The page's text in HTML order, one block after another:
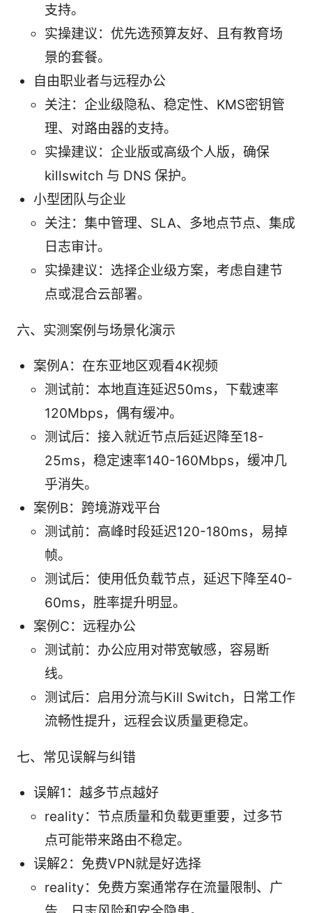
支持。
实操建议：优先选预算友好、且有教育场
景的套餐。
自由职业者与远程办公
关注：企业级隐私、稳定性、KMS密钥管
理、对路由器的支持。
实操建议：企业版或高级个人版，确保
killswitch 与 DNS 保护。
小型团队与企业
关注：集中管理、SLA、多地点节点、集成
日志审计。
实操建议：选择企业级方案，考虑自建节
点或混合云部署。
六、实测案例与场景化演示
案例A：在东亚地区观看4K视频
测试前：本地直连延迟50ms，下载速率
120Mbps，偶有缓冲。
测试后：接入就近节点后延迟降至18-
25ms，稳定速率140-160Mbps，缓冲几
乎消失。
案例B：跨境游戏平台
测试前：高峰时段延迟120-180ms，易掉
帧。
测试后：使用低负载节点，延迟下降至40-
60ms，胜率提升明显。
案例C：远程办公
测试前：办公应用对带宽敏感，容易断
线。
测试后：启用分流与Kill Switch，日常工作
流畅性提升，远程会议质量更稳定。
七、常见误解与纠错
误解1：越多节点越好
reality：节点质量和负载更重要，过多节
点可能带来路由不稳定。
误解2：免费VPN就是好选择
reality：免费方案通常存在流量限制、广